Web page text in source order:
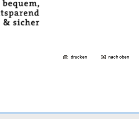
drucken nach oben